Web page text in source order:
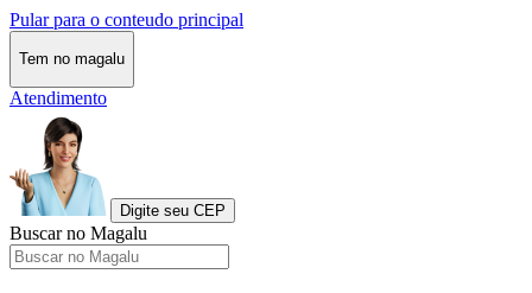
Pular para o conteudo principal
Tem no magalu
Atendimento
Digite seu CEP
Buscar no Magalu